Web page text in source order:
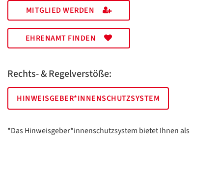
MITGLIED WERDEN
EHRENAMT FINDEN
Rechts- & Regelverstöße:
HINWEISGEBER*INNENSCHUTZSYSTEM
*Das Hinweisgeber*innenschutzsystem bietet Ihnen als